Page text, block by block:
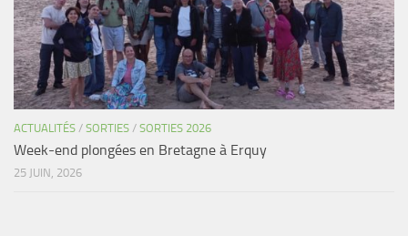
Les Palmes du Lac
Résultats Compétitions
MATERIEL
Section Matériel
Occasions
ACTUALITÉS / SORTIES / SORTIES 2026
Week-end plongées en Bretagne à Erquy
25 JUIN, 2026